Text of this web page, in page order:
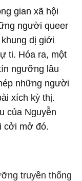
gian xã hội
người queer
dị giới
ti. Hóa ra, một
ngưỡng lâu
những người
xích kỳ thị.
của Nguyễn
cởi mở đó.
truyền thống